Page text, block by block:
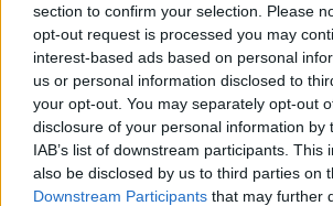
section to confirm your selection. Please
opt-out request is processed you may
interest-based ads based on personal
us or personal information disclosed to
your opt-out. You may separately opt-out
disclosure of your personal information by
IAB’s list of downstream participants. This
also be disclosed by us to third parties on
Downstream Participants that may further
κυβέρνηση που δεν κάνει τίποτα !
για τον Οπεκεπε. Αν ρωτήσεις 100
πουν οι 90 να συμμετείχαν και αυτοί
συμμετείχαν γκρινιάζουν τώρα.
Απαντήστε